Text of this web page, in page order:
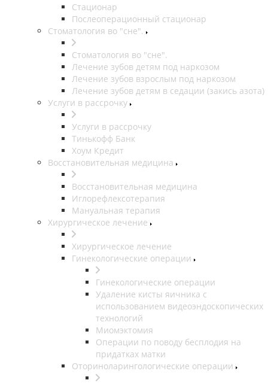
Стационар
Послеоперационный стационар
Стоматология во "сне".
Стоматология во "сне".
Лечение зубов детям под наркозом
Лечение зубов взрослым под наркозом
Лечение зубов детям в седации (закись азота)
Услуги в рассрочку
Услуги в рассрочку
Тинькофф Банк
Хоум Кредит
Восстановительная медицина
Восстановительная медицина
Иглорефлексотерапия
Мануальная терапия
Хирургическое лечение
Хирургическое лечение
Гинекологические операции
Гинекологические операции
Удаление кисты яичника с
использованием видеоэндоскопических
технологий
Миомэктомия
Операции по поводу бесплодия на
придатках матки
Оториноларингологические операции